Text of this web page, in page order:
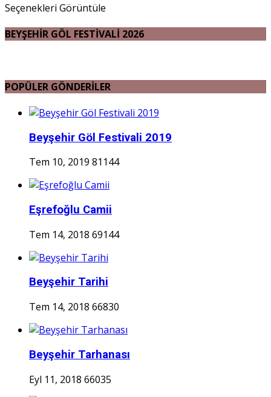
Seçenekleri Görüntüle
BEYŞEHİR GÖL FESTİVALİ 2026
POPÜLER GÖNDERİLER
Beyşehir Göl Festivali 2019
Tem 10, 2019 81144
Eşrefoğlu Camii
Tem 14, 2018 69144
Beyşehir Tarihi
Tem 14, 2018 66830
Beyşehir Tarhanası
Eyl 11, 2018 66035